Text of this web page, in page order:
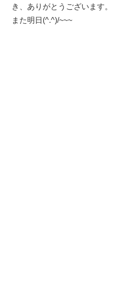
き、ありがとうございます。
また明日(^.^)/~~~